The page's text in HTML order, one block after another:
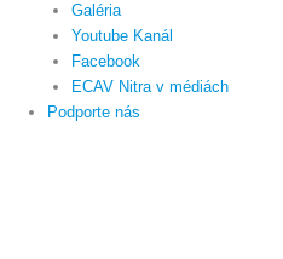
Galéria
Youtube Kanál
Facebook
ECAV Nitra v médiách
Podporte nás